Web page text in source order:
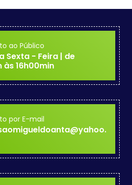
ao Público
Sexta - Feira | de
às 16h00min
por E-mail